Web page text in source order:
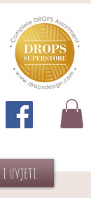
i uvjeti